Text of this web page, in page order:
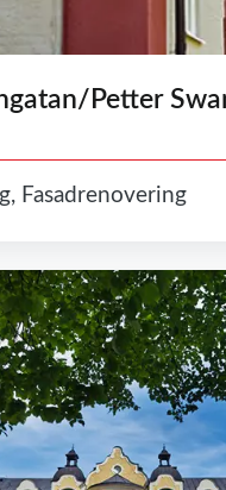
Petter
Fasadrenovering